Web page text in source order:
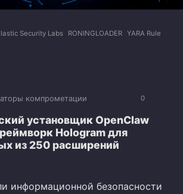
Security Labs RONINGLOADER YARA Rule
0
компрометации
установщик OpenClaw
Hologram для
из 250 расширений
информационной безопасности